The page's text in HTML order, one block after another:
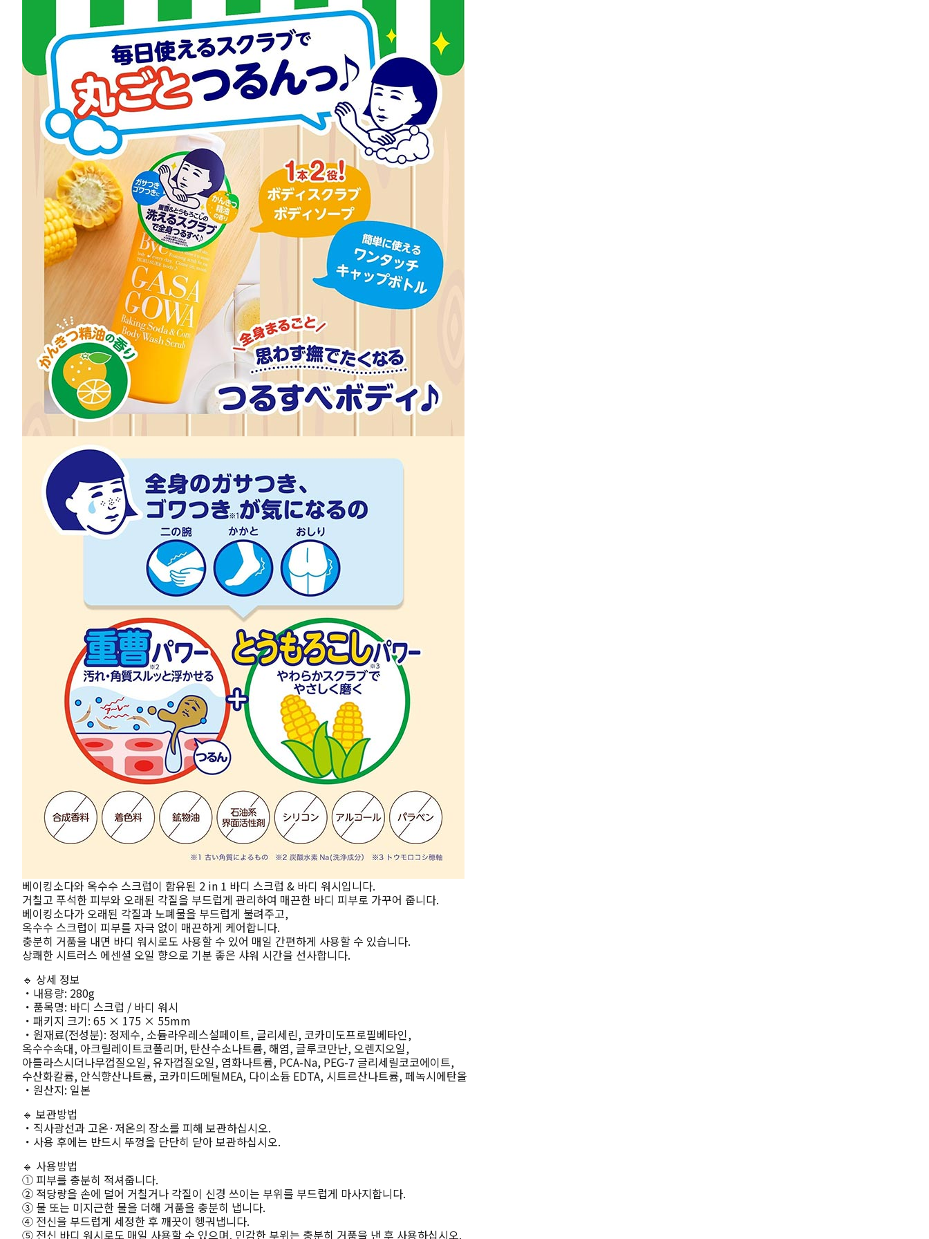
베이킹소다와 옥수수 스크럽이 함유된 2 in 1 바디 스크럽 & 바디 워시입니다.
거칠고 푸석한 피부와 오래된 각질을 부드럽게 관리하여 매끈한 바디 피부로 가꾸어 줍니다.
베이킹소다가 오래된 각질과 노폐물을 부드럽게 불려주고,
옥수수 스크럽이 피부를 자극 없이 매끈하게 케어합니다.
충분히 거품을 내면 바디 워시로도 사용할 수 있어 매일 간편하게 사용할 수 있습니다.
상쾌한 시트러스 에센셜 오일 향으로 기분 좋은 샤워 시간을 선사합니다.
🔹 상세 정보
・내용량: 280g
・품목명: 바디 스크럽 / 바디 워시
・패키지 크기: 65 × 175 × 55mm
・원재료(전성분): 정제수, 소듐라우레스설페이트, 글리세린, 코카미도프로필베타인,
옥수수속대, 아크릴레이트코폴리머, 탄산수소나트륨, 해염, 글루코만난, 오렌지오일,
아틀라스시더나무껍질오일, 유자껍질오일, 염화나트륨, PCA-Na, PEG-7 글리세릴코코에이트,
수산화칼륨, 안식향산나트륨, 코카미드메틸MEA, 다이소듐 EDTA, 시트르산나트륨, 페녹시에탄올
・원산지: 일본
🔹 보관방법
・직사광선과 고온·저온의 장소를 피해 보관하십시오.
・사용 후에는 반드시 뚜껑을 단단히 닫아 보관하십시오.
🔹 사용방법
① 피부를 충분히 적셔줍니다.
② 적당량을 손에 덜어 거칠거나 각질이 신경 쓰이는 부위를 부드럽게 마사지합니다.
③ 물 또는 미지근한 물을 더해 거품을 충분히 냅니다.
④ 전신을 부드럽게 세정한 후 깨끗이 헹궈냅니다.
⑤ 전신 바디 워시로도 매일 사용할 수 있으며, 민감한 부위는 충분히 거품을 낸 후 사용하십시오.